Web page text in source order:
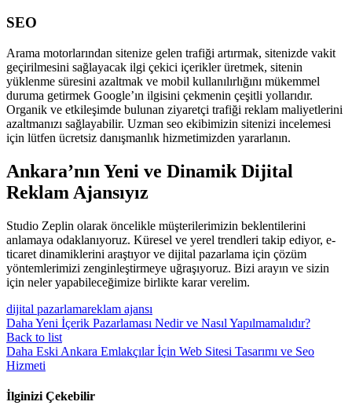
SEO
Arama motorlarından sitenize gelen trafiği artırmak, sitenizde vakit
geçirilmesini sağlayacak ilgi çekici içerikler üretmek, sitenin
yüklenme süresini azaltmak ve mobil kullanılırlığını mükemmel
duruma getirmek Google’ın ilgisini çekmenin çeşitli yollarıdır.
Organik ve etkileşimde bulunan ziyaretçi trafiği reklam maliyetlerini
azaltmanızı sağlayabilir. Uzman seo ekibimizin sitenizi incelemesi
için lütfen ücretsiz danışmanlık hizmetimizden yararlanın.
Ankara’nın Yeni ve Dinamik Dijital
Reklam Ajansıyız
Studio Zeplin olarak öncelikle müşterilerimizin beklentilerini
anlamaya odaklanıyoruz. Küresel ve yerel trendleri takip ediyor, e-
ticaret dinamiklerini araştıyor ve dijital pazarlama için çözüm
yöntemlerimizi zenginleştirmeye uğraşıyoruz. Bizi arayın ve sizin
için neler yapabileceğimize birlikte karar verelim.
dijital pazarlamareklam ajansı
Daha Yeni İçerik Pazarlaması Nedir ve Nasıl Yapılmamalıdır?
Back to list
Daha Eski Ankara Emlakçılar İçin Web Sitesi Tasarımı ve Seo
Hizmeti
İlginizi Çekebilir